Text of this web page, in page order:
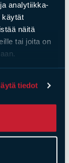
analytiikka-
käytät
näitä
tai joita on
tiedot